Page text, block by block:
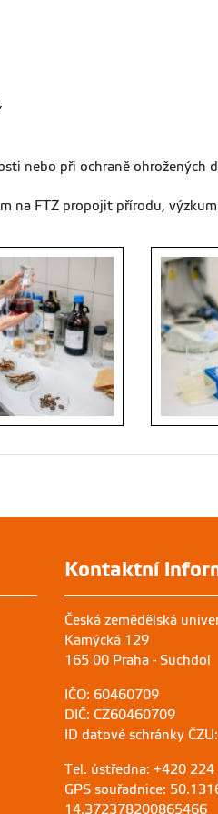
,
nebo při ochraně ohrožených
na FTZ propojit přírodu,
Kontaktní
Česká zemědělská
Kamýcká 129
165 00 Praha - Suchdol
IČO: 60460709
DIČ: CZ60460709
ID datové schránky
Tel. ústředna: +420 224
GPS souřadnice:
14.372378200865466